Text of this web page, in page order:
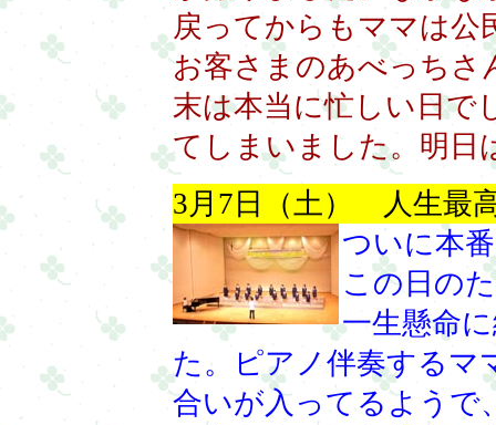
戻ってからもママは公
お客さまのあべっちさ
末は本当に忙しい日で
てしまいました。明日
3月7日（土） 人生最
ついに本
この日の
一生懸命
た。ピアノ伴奏するマ
合いが入ってるようで